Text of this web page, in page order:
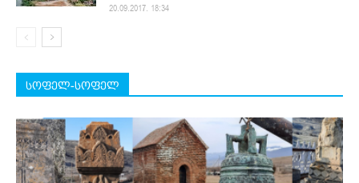
20.09.2017. 18:34
სოფელ-სოფელ